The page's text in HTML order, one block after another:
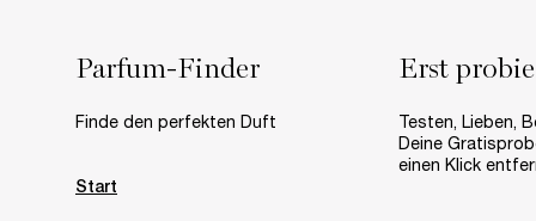
Parfum-Finder
Finde den perfekten Duft
Start
Erst
​Testen, Lieben,
Deine
einen Klick